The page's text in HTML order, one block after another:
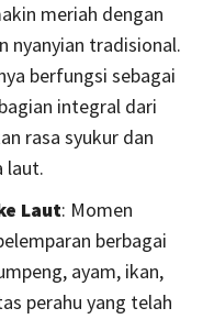
meriah dengan
nyanyian tradisional.
berfungsi sebagai
integral dari
rasa syukur dan
laut.
Laut: Momen
berbagai
ayam, ikan,
perahu yang telah